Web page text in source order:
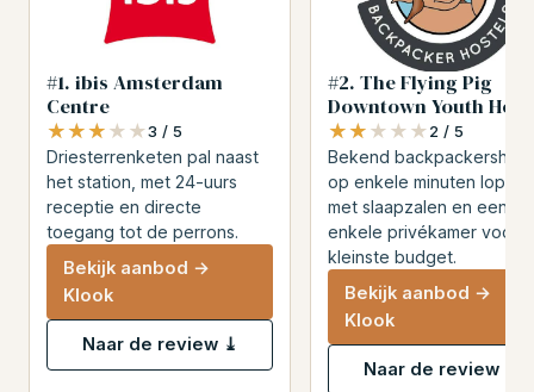
#1. ibis Amsterdam
Centre
★★★★★
★★★★★3 / 5
Driesterrenketen pal naast
het station, met 24-uurs
receptie en directe
toegang tot de perrons.
Bekijk aanbod →
Klook
Naar de review ⤓
#2. The Flying Pig
Downtown Youth
★★★★★
★★★★★2 / 5
Bekend
op enkele minuten lopen,
met slaapzalen en een
enkele privékamer voor
kleinste budget.
Bekijk aanbod →
Klook
Naar de review ⤓